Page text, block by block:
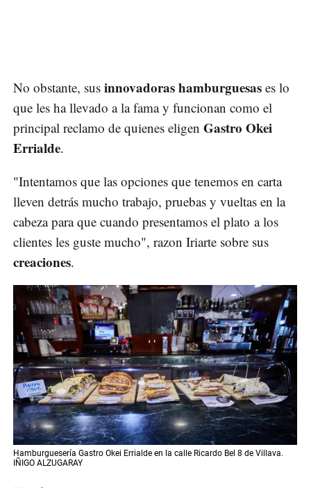
No obstante, sus innovadoras hamburguesas es lo
que les ha llevado a la fama y funcionan como el
principal reclamo de quienes eligen Gastro Okei
Errialde.
"Intentamos que las opciones que tenemos en carta
lleven detrás mucho trabajo, pruebas y vueltas en la
cabeza para que cuando presentamos el plato a los
clientes les guste mucho", razon Iriarte sobre sus
creaciones.
Hamburguesería Gastro Okei Errialde en la calle Ricardo Bel 8 de Villava.
IÑIGO ALZUGARAY